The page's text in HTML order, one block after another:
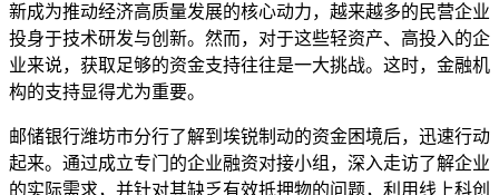
新成为推动经济高质量发展的核心动力，越来越多的民营企业
投身于技术研发与创新。然而，对于这些轻资产、高投入的企
业来说，获取足够的资金支持往往是一大挑战。这时，金融机
构的支持显得尤为重要。
邮储银行潍坊市分行了解到埃锐制动的资金困境后，迅速行动
起来。通过成立专门的企业融资对接小组，深入走访了解企业
的实际需求，并针对其缺乏有效抵押物的问题，利用线上科创